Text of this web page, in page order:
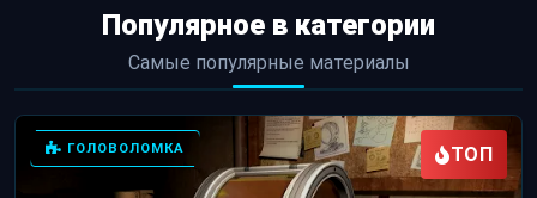
Популярное в категории
Самые популярные материалы
ГОЛОВОЛОМКА ТОП